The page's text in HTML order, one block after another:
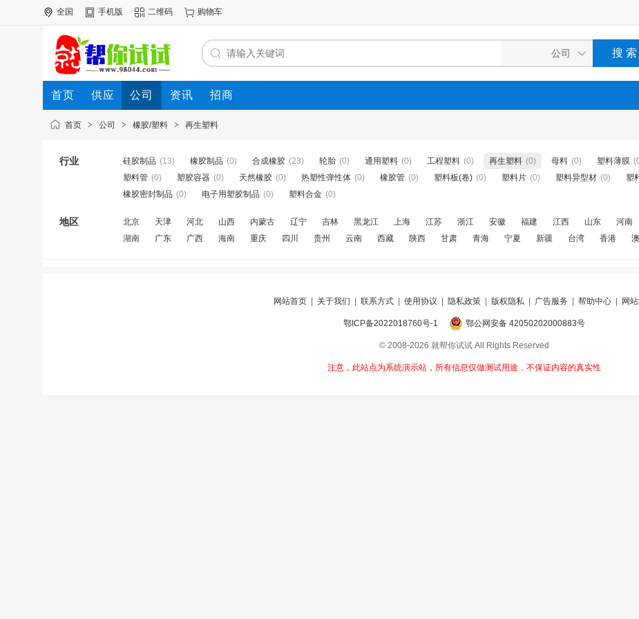
全国 手机版 二维码 购物车
首页 供应 公司 资讯 招商
首页 > 公司 > 橡胶/塑料 > 再生塑料
行业 硅胶制品 (13) 橡胶制品 (0) 合成橡胶 (23) 轮胎 (0) 通用塑料 (0) 工程塑料 (0) 再生塑料 (0) 母料 (0) 塑料薄膜
塑料管 (0) 塑胶容器 (0) 天然橡胶 (0) 热塑性弹性体 (0) 橡胶管 (0) 塑料板(卷) (0) 塑料片 (0) 塑料异型材 (0) 塑
橡胶密封制品 (0) 电子用塑胶制品 (0) 塑料合金 (0)
地区 北京 天津 河北 山西 内蒙古 辽宁 吉林 黑龙江 上海 江苏 浙江 安徽 福建 江西 山东 河南
湖南
广东 广西 海南 重庆 四川 贵州 云南 西藏 陕西 甘肃 青海 宁夏 新疆 台湾 香港
网站首页 关于我们 联系方式 使用协议 隐私政策 版权隐私 广告服务 帮助中心 网
鄂ICP备2022018760号-1 鄂公网安备 42050202000883号
© 2008-2026 就帮你试试 All Rights Reserved
注意，此站点为系统演示站，所有信息仅做测试用途，不保证内容的真实性